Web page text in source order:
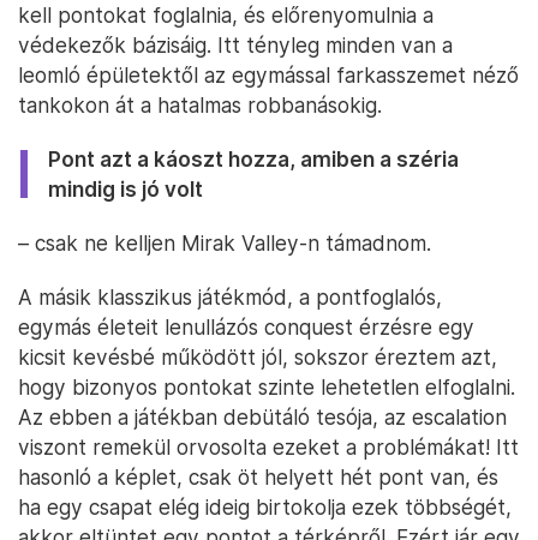
kell pontokat foglalnia, és előrenyomulnia a
védekezők bázisáig. Itt tényleg minden van a
leomló épületektől az egymással farkasszemet néző
tankokon át a hatalmas robbanásokig.
Pont azt a káoszt hozza, amiben a széria
mindig is jó volt
– csak ne kelljen Mirak Valley-n támadnom.
A másik klasszikus játékmód, a pontfoglalós,
egymás életeit lenullázós conquest érzésre egy
kicsit kevésbé működött jól, sokszor éreztem azt,
hogy bizonyos pontokat szinte lehetetlen elfoglalni.
Az ebben a játékban debütáló tesója, az escalation
viszont remekül orvosolta ezeket a problémákat! Itt
hasonló a képlet, csak öt helyett hét pont van, és
ha egy csapat elég ideig birtokolja ezek többségét,